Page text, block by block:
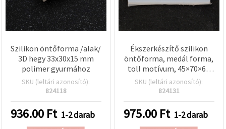
Szilikon öntőforma /alak/
3D hegy 33x30x15 mm
polimer gyurmához
SKU (leltári azonosító):
824118
936.00 Ft 1-2 darab
Ékszerkészítő szilikon
öntőforma, medál forma,
toll motívum, 45×70×60
mm
SKU (leltári azonosító):
824131
975.00 Ft 1-2 darab